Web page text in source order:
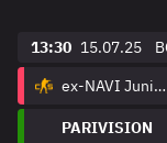
13:30 15.07.25
ex-NAVI Junior
PARIVISION